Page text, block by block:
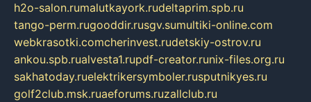
h2o-salon.rumalutkayork.rudeltaprim.spb.ru
tango-perm.rugooddir.rusgv.sumultiki-online.com
webkrasotki.comcherinvest.rudetskiy-ostrov.ru
ankou.spb.rualvesta1.rupdf-creator.runix-files.org.ru
sakhatoday.ruelektrikersymboler.rusputnikyes.ru
golf2club.msk.ruaeforums.ruzallclub.ru